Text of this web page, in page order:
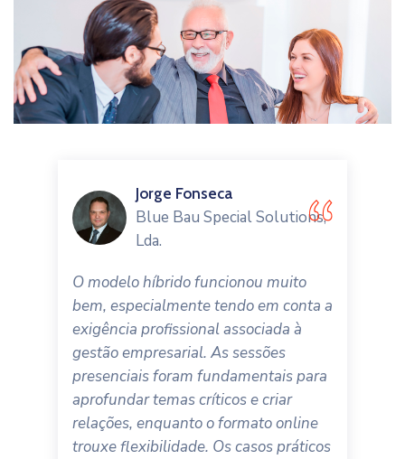
Jorge Fonseca
Blue Bau Special Solutions,
Lda.
O modelo híbrido funcionou muito
bem, especialmente tendo em conta a
exigência profissional associada à
gestão empresarial. As sessões
presenciais foram fundamentais para
aprofundar temas críticos e criar
relações, enquanto o formato online
trouxe flexibilidade. Os casos práticos